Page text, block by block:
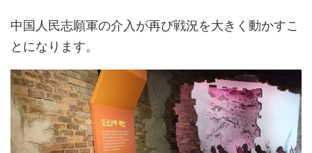
中国人民志願軍の介入が再び戦況を大きく動かすこ
とになります。